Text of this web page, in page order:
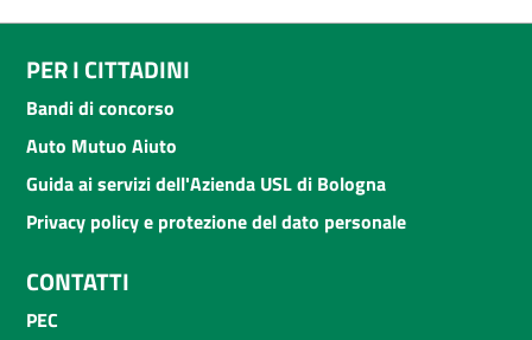
PER I CITTADINI
Bandi di concorso
Auto Mutuo Aiuto
Guida ai servizi dell'Azienda USL di Bologna
Privacy policy e protezione del dato personale
CONTATTI
PEC